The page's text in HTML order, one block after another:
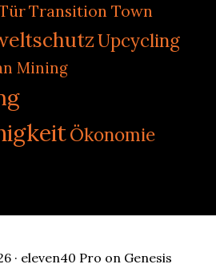
Transition Town
Upcycling
Mining
Ökonomie
· eleven40 Pro on Genesis